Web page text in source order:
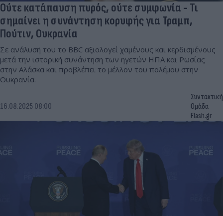
Ούτε κατάπαυση πυρός, ούτε συμφωνία - Τι
σημαίνει η συνάντηση κορυφής για Τραμπ,
Πούτιν, Ουκρανία
Σε ανάλυσή του το BBC αξιολογεί χαμένους και κερδισμένους
μετά την ιστορική συνάντηση των ηγετών ΗΠΑ και Ρωσίας
στην Αλάσκα και προβλέπει το μέλλον του πολέμου στην
Ουκρανία.
16.08.2025 08:00
Συντακτική
Ομάδα
Flash.gr